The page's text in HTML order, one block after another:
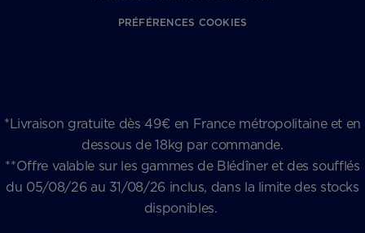
PRÉFÉRENCES COOKIES
*Livraison gratuite dès 49€ en France métropolitaine et en
dessous de 18kg par commande.
**Offre valable sur les gammes de Blédîner et des soufflés
du 05/08/26 au 31/08/26 inclus, dans la limite des stocks
disponibles.